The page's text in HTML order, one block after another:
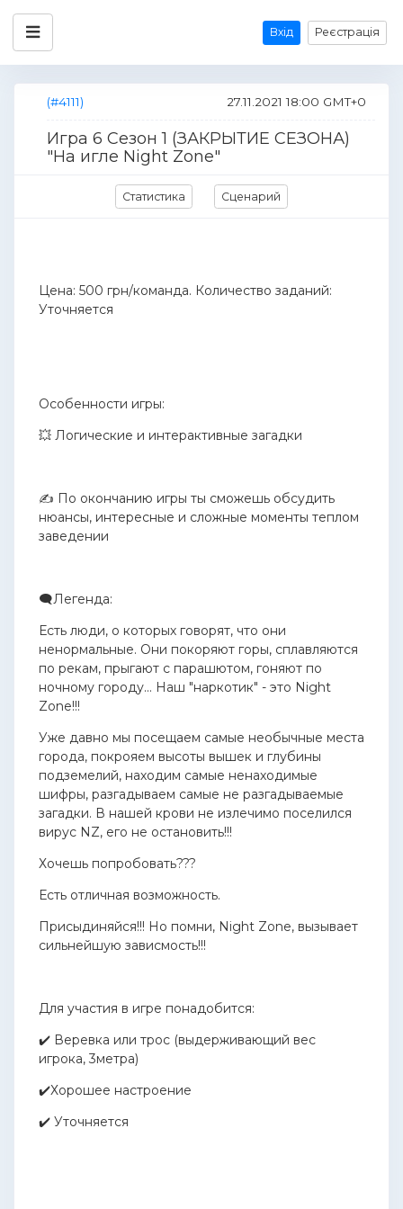
Вхід Реєстрація
(#4111) 27.11.2021 18:00 GMT+0
Игра 6 Сезон 1 (ЗАКРЫТИЕ СЕЗОНА)
"На игле Night Zone"
Статистика Сценарий
Цена: 500 грн/команда. Количество заданий:
Уточняется
Особенности игры:
💥 Логические и интерактивные загадки
✍️ По окончанию игры ты сможешь обсудить
нюансы, интересные и сложные моменты теплом
заведении
🗨Легенда:
Есть люди, о которых говорят, что они
ненормальные. Они покоряют горы, сплавляются
по рекам, прыгают с парашютом, гоняют по
ночному городу... Наш "наркотик" - это Night
Zone!!!
Уже давно мы посещаем самые необычные места
города, покрояем высоты вышек и глубины
подземелий, находим самые ненаходимые
шифры, разгадываем самые не разгадываемые
загадки. В нашей крови не излечимо поселился
вирус NZ, его не остановить!!!
Хочешь попробовать???
Есть отличная возможность.
Присыдиняйся!!! Но помни, Night Zone, вызывает
сильнейшую зависмость!!!
Для участия в игре понадобится:
✔️ Веревка или трос (выдерживающий вес
игрока, 3метра)
✔️Хорошее настроение
✔️ Уточняется